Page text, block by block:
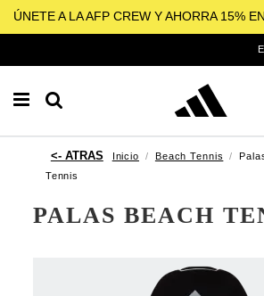
ÚNETE A LA AFP CREW Y AHORRA 15%
Inicio Beach Tennis
Tennis
PALAS BEACH